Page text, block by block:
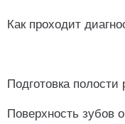
Как проходит
Подготовка полости
Поверхность зубов